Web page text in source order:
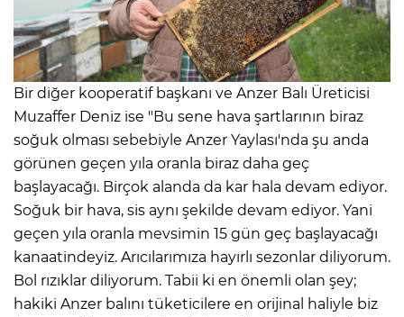
Bir diğer kooperatif başkanı ve Anzer Balı Üreticisi
Muzaffer Deniz ise "Bu sene hava şartlarının biraz
soğuk olması sebebiyle Anzer Yaylası'nda şu anda
görünen geçen yıla oranla biraz daha geç
başlayacağı. Birçok alanda da kar hala devam ediyor.
Soğuk bir hava, sis aynı şekilde devam ediyor. Yani
geçen yıla oranla mevsimin 15 gün geç başlayacağı
kanaatindeyiz. Arıcılarımıza hayırlı sezonlar diliyorum.
Bol rızıklar diliyorum. Tabii ki en önemli olan şey;
hakiki Anzer balını tüketicilere en orijinal haliyle biz